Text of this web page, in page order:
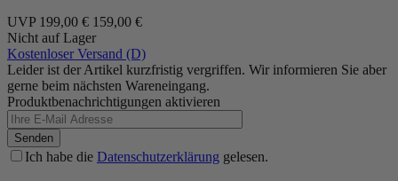
UVP 199,00 € 159,00 €
Nicht auf Lager
Kostenloser Versand (D)
Leider ist der Artikel kurzfristig vergriffen. Wir informieren Sie aber
gerne beim nächsten Wareneingang.
Produktbenachrichtigungen aktivieren
Senden
Ich habe die Datenschutzerklärung gelesen.